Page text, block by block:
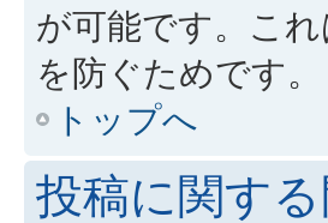
が可能です。こ
を防ぐためです。
トップへ
投稿に関する